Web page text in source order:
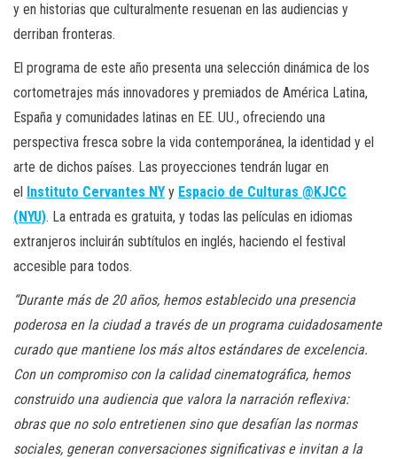
y en historias que culturalmente resuenan en las audiencias y
derriban fronteras.
El programa de este año presenta una selección dinámica de los
cortometrajes más innovadores y premiados de América Latina,
España y comunidades latinas en EE. UU., ofreciendo una
perspectiva fresca sobre la vida contemporánea, la identidad y el
arte de dichos países. Las proyecciones tendrán lugar en
el
Instituto Cervantes NY y Espacio de Culturas @KJCC
(NYU). La entrada es gratuita, y todas las películas en idiomas
extranjeros incluirán subtítulos en inglés, haciendo el festival
accesible para todos.
“Durante más de 20 años, hemos establecido una presencia
poderosa en la ciudad a través de un programa cuidadosamente
curado que mantiene los más altos estándares de excelencia.
Con un compromiso con la calidad cinematográfica, hemos
construido una audiencia que valora la narración reflexiva:
obras que no solo entretienen sino que desafían las normas
sociales, generan conversaciones significativas e invitan a la